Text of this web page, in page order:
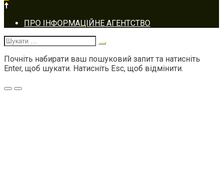
Footer
navigation
ПРО ІНФОРМАЦІЙНЕ АГЕНТСТВО
Шукати:
Почніть набирати ваш пошуковий запит та натисніть
Enter, щоб шукати. Натисніть Esc, щоб відмінити.
Меню